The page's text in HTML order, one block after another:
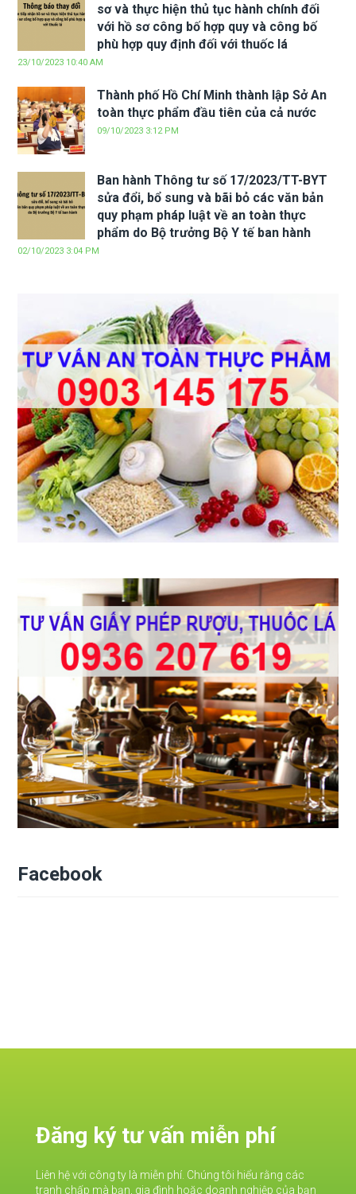
sơ và thực hiện thủ tục hành chính đối
với hồ sơ công bố hợp quy và công bố
phù hợp quy định đối với thuốc lá
23/10/2023 10:40 AM
Thành phố Hồ Chí Minh thành lập Sở An
toàn thực phẩm đầu tiên của cả nước
09/10/2023 3:12 PM
Ban hành Thông tư số 17/2023/TT-BYT
sửa đổi, bổ sung và bãi bỏ các văn bản
quy phạm pháp luật về an toàn thực
phẩm do Bộ trưởng Bộ Y tế ban hành
02/10/2023 3:04 PM
Facebook
Đăng ký tư vấn miễn phí
Liên hệ với công ty là miễn phí. Chúng tôi hiểu rằng các
tranh chấp mà bạn, gia đình hoặc doanh nghiệp của bạn